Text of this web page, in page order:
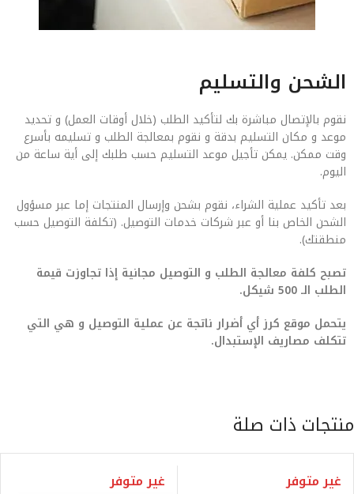
الشحن والتسليم
نقوم بالإتصال مباشرة بك لتأكيد الطلب (خلال أوقات العمل) و تحديد
موعد و مكان التسليم بدقة و نقوم بمعالجة الطلب و تسليمه بأسرع
وقت ممكن. يمكن تأجيل موعد التسليم حسب طلبك إلى أية ساعة من
اليوم.
بعد تأكيد عملية الشراء، نقوم بشحن وإرسال المنتجات إما عبر مسؤول
الشحن الخاص بنا أو عبر شركات خدمات التوصيل. (تكلفة التوصيل حسب
منطقتك).
تصبح كلفة معالجة الطلب و التوصيل مجانية إذا تجاوزت قيمة
الطلب الـ 500 شيكل.
يتحمل موقع كرز أي أضرار ناتجة عن عملية التوصيل و هي التي
تتكلف مصاريف الإستبدال.
منتجات ذات صلة
غير متوفر غير متوفر